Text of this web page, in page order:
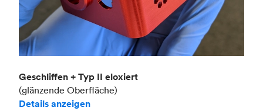
Geschliffen + Typ II eloxiert
(glänzende Oberfläche)
Details anzeigen